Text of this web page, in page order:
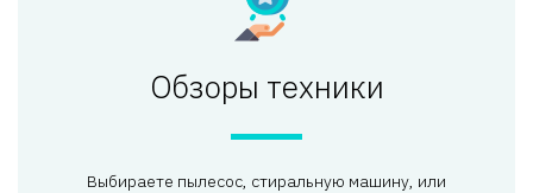
Обзоры техники
Выбираете пылесос, стиральную машину, или